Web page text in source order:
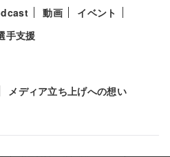
動画
イベント
手支援
メディア立ち上げへの想い